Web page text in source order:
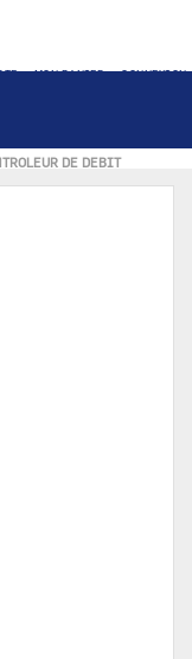
MON PANIER CONNEXION
DE DEBIT